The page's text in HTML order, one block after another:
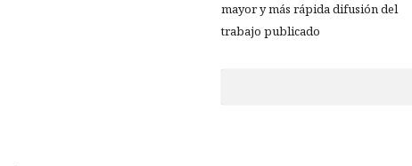
mayor y más rápida difusión del
trabajo publicado